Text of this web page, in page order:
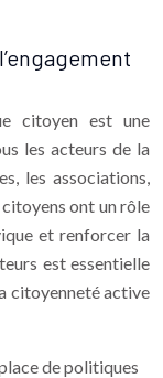
citoyen est une
les acteurs de la
les associations,
citoyens ont un rôle
et renforcer la
est essentielle
citoyenneté active
de politiques